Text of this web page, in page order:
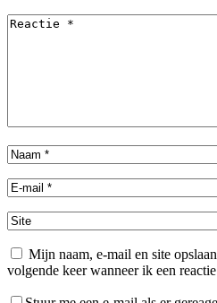
Mijn naam, e-mail en site
volgende keer wanneer ik een